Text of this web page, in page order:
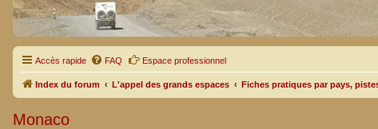
Accès rapide FAQ Espace professionnel
Index du forum L'appel des grands espaces Fiches pratiques par pays,
Monaco